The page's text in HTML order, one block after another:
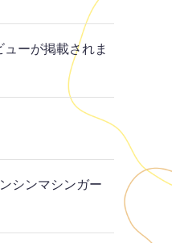
ーが掲載されま
シンマシンガー